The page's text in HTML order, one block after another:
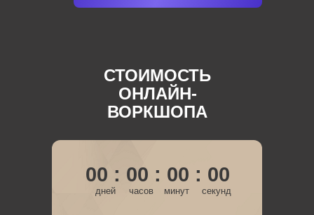
СТОИМОСТЬ
ОНЛАЙН-
ВОРКШОПА
00 : 00 : 00 : 00
дней часов минут секунд